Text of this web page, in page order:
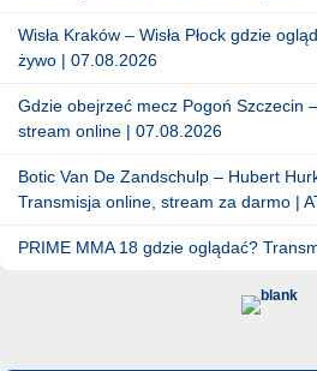
Wisła Kraków – Wisła Płock gdzie
żywo | 07.08.2026
Gdzie obejrzeć mecz Pogoń Szczecin
stream online | 07.08.2026
Botic Van De Zandschulp – Hubert
Transmisja online, stream za darmo |
PRIME MMA 18 gdzie oglądać?